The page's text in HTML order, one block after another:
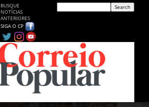
BUSQUE
NOTÍCIAS
ANTERIORES
SIGA O CP